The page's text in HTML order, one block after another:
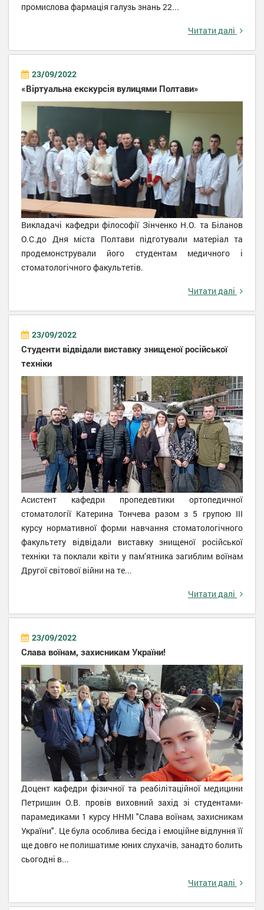
промислова фармація галузь знань 22...
Читати далі
23/09/2022
«Віртуальна екскурсія вулицями Полтави»
Викладачі кафедри філософії Зінченко Н.О. та Біланов
О.С.до Дня міста Полтави підготували матеріал та
продемонстрували його студентам медичного і
стоматологічного факультетів.
Читати далі
23/09/2022
Студенти відвідали виставку знищеної російської
техніки
Асистент кафедри пропедевтики ортопедичної
стоматології Катерина Тончева разом з 5 групою III
курсу нормативної форми навчання стоматологічного
факультету відвідали виставку знищеної російської
техніки та поклали квіти у пам’ятника загиблим воїнам
Другої світової війни на те...
Читати далі
23/09/2022
Слава воїнам, захисникам України!
Доцент кафедри фізичної та реабілітаційної медицини
Петришин О.В. провів виховний захід зі студентами-
парамедиками 1 курсу ННМІ "Слава воїнам, захисникам
України". Це була особлива бесіда і емоційне відлуння її
ще довго не полишатиме юних слухачів, занадто болить
сьогодні в...
Читати далі